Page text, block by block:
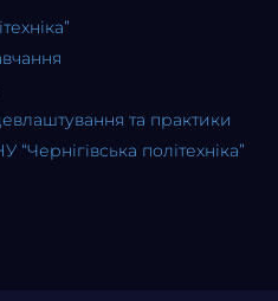
та практики
“Чернігівська політехніка”